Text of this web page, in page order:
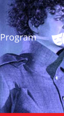
Program